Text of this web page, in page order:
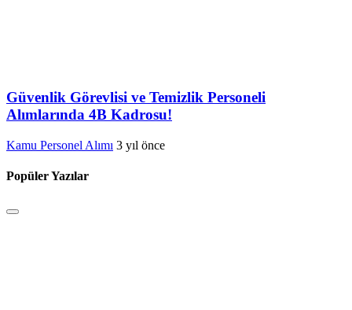
Güvenlik Görevlisi ve Temizlik Personeli
Alımlarında 4B Kadrosu!
Kamu Personel Alımı 3 yıl önce
Popüler Yazılar